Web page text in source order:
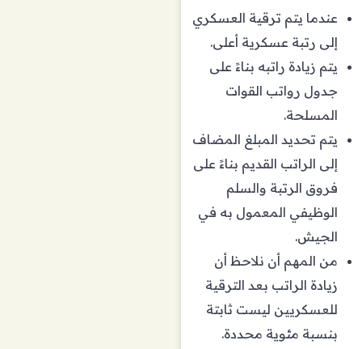
عندما يتم ترقية العسكري
إلى رتبة عسكرية أعلى.
يتم زيادة راتبه بناءً على
جدول رواتب القوات
المسلحة.
يتم تحديد المبلغ المضاف
إلى الراتب القديم بناءً على
فروق الرتبة والسلم
الوظيفي المعمول به في
الجيش.
من المهم أن نلاحظ أن
زيادة الراتب بعد الترقية
للعسكريين ليست ثابتة
بنسبة مئوية محددة.